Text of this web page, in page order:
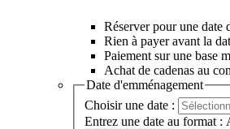
Réserver pour une date
Rien à payer avant la
Paiement sur une base
Achat de cadenas au
Date d'emménagement
Choisir une date :
Entrez une date au format :